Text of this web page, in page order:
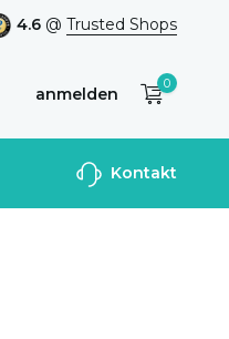
4.6 @ Trusted Shops
anmelden
Benutzerkonto
0
Kontakt